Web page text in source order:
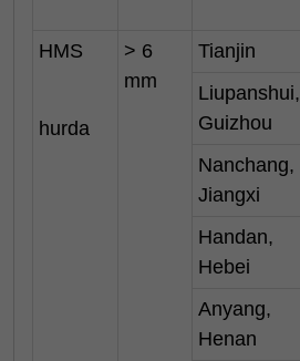
HMS
hurda
> 6
mm
Tianjin
Liupanshui,
Guizhou
Nanchang,
Jiangxi
Handan,
Hebei
Anyang,
Henan